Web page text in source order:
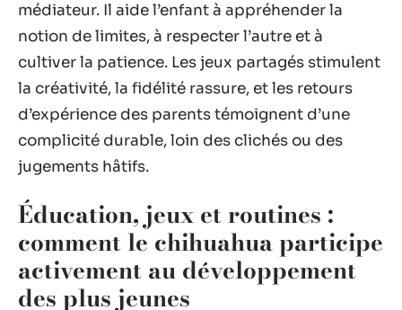
médiateur. Il aide l’enfant à appréhender la
notion de limites, à respecter l’autre et à
cultiver la patience. Les jeux partagés stimulent
la créativité, la fidélité rassure, et les retours
d’expérience des parents témoignent d’une
complicité durable, loin des clichés ou des
jugements hâtifs.
Éducation, jeux et routines :
comment le chihuahua participe
activement au développement
des plus jeunes